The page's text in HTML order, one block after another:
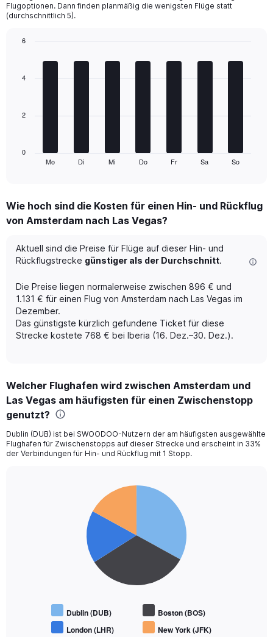
has
displaying
of
Flugoptionen. Dann finden planmäßig die wenigsten Flüge statt
(durchschnittlich 5).
with
The
Range:
7
The
chart
has
Y
axis
displaying
values.
Range:
graphic.
Mo Di Mi Do Fr Sa So
0
2
4
6
Wie hoch sind die Kosten für einen Hin- und Rückflug
von Amsterdam nach Las Vegas?
Aktuell sind die Preise für Flüge auf dieser Hin- und
Rückflugstrecke günstiger als der Durchschnitt.
Die Preise liegen normalerweise zwischen 896 € und
1.131 € für einen Flug von Amsterdam nach Las Vegas im
Dezember.
Das günstigste kürzlich gefundene Ticket für diese
Strecke kostete 768 € bei Iberia (16. Dez.–30. Dez.).
Welcher Flughafen wird zwischen Amsterdam und
Las Vegas am häufigsten für einen Zwischenstopp
genutzt?
Dublin (DUB) ist bei SWOODOO-Nutzern der am häufigsten ausgewählte
Flughafen für Zwischenstopps auf dieser Strecke und erscheint in 33%
der Verbindungen für Hin- und Rückflug mit 1 Stopp.
Dublin (DUB)
Boston (BOS)
London (LHR)
New York (JFK)